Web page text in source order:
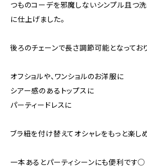
つものコーデを邪魔しないシンプル且つ
に仕上げました。
後ろのチェーンで長さ調節可能となっており
オフショルや、ワンショルのお洋服に
シアー感のあるトップスに
パーティードレスに
ブラ紐を付け替えてオシャレをもっと楽し
一本あるとパーティシーンにも便利です○